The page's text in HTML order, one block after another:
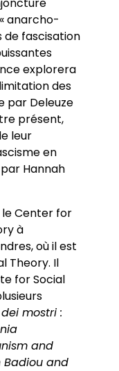
anarcho-
de fascisation
explorera
des
par Deleuze
présent,
leur
en
Hannah
Center for
à
où il est
Theory. Il
for Social
mostri :
and
Badiou and